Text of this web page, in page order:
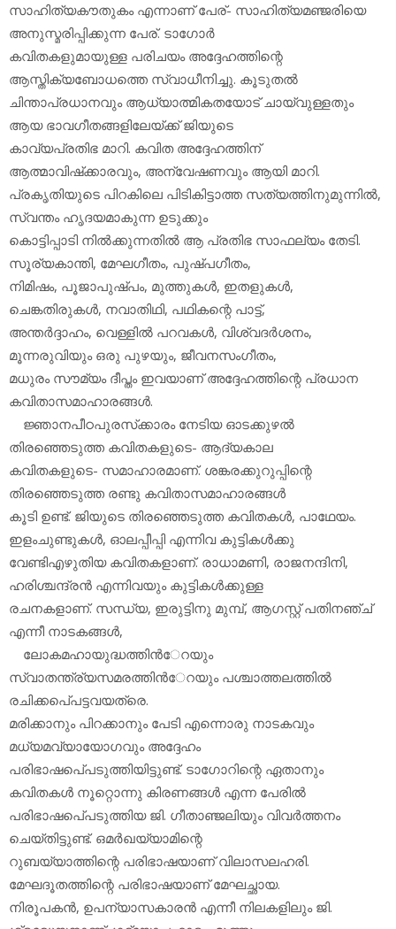
സാഹിത്യകൗതുകം എന്നാണ് പേര്- സാഹിത്യമഞ്ജരിയെ
അനുസ്മരിപ്പിക്കുന്ന പേര്. ടാഗോര്‍
കവിതകളുമായുള്ള പരിചയം അദ്ദേഹത്തിന്റെ
ആസ്തിക്യബോധത്തെ സ്വാധീനിച്ചു. കൂടുതല്‍
ചിന്താപ്രധാനവും ആധ്യാത്മികതയോട് ചായ്‌വുള്ളതും
ആയ ഭാവഗീതങ്ങളിലേയ്ക്ക് ജിയുടെ
കാവ്യപ്രതിഭ മാറി. കവിത അദ്ദേഹത്തിന്
ആത്മാവിഷ്‌ക്കാരവും, അന്വേഷണവും ആയി മാറി.
പ്രകൃതിയുടെ പിറകിലെ പിടികിട്ടാത്ത സത്യത്തിനുമുന്നില്‍,
സ്വന്തം ഹൃദയമാകുന്ന ഉടുക്കും
കൊട്ടിപ്പാടി നില്‍ക്കുന്നതില്‍ ആ പ്രതിഭ സാഫല്യം തേടി.
സൂര്യകാന്തി, മേഘഗീതം, പുഷ്പഗീതം,
നിമിഷം, പൂജാപുഷ്പം, മുത്തുകള്‍, ഇതളുകള്‍,
ചെങ്കതിരുകള്‍, നവാതിഥി, പഥികന്റെ പാട്ട്,
അന്തര്‍ദ്ദാഹം, വെള്ളില്‍ പറവകള്‍, വിശ്വദര്‍ശനം,
മൂന്നരുവിയും ഒരു പുഴയും, ജീവനസംഗീതം,
മധുരം സൗമ്യം ദീപ്തം ഇവയാണ് അദ്ദേഹത്തിന്റെ പ്രധാന
കവിതാസമാഹാരങ്ങള്‍.
ജ്ഞാനപീഠപുരസ്‌ക്കാരം നേടിയ ഓടക്കുഴല്‍
തിരഞ്ഞെടുത്ത കവിതകളുടെ- ആദ്യകാല
കവിതകളുടെ- സമാഹാരമാണ്. ശങ്കരക്കുറുപ്പിന്റെ
തിരഞ്ഞെടുത്ത രണ്ടു കവിതാസമാഹാരങ്ങള്‍
കൂടി ഉണ്ട്. ജിയുടെ തിരഞ്ഞെടുത്ത കവിതകള്‍, പാഥേയം.
ഇളംചുണ്ടുകള്‍, ഓലപ്പീപ്പി എന്നിവ കുട്ടികള്‍ക്കു
വേണ്ടിഎഴുതിയ കവിതകളാണ്. രാധാമണി, രാജനന്ദിനി,
ഹരിശ്ചന്ദ്രന്‍ എന്നിവയും കുട്ടികള്‍ക്കുള്ള
രചനകളാണ്. സന്ധ്യ, ഇരുട്ടിനു മുമ്പ്, ആഗസ്റ്റ് പതിനഞ്ച്
എന്നീ നാടകങ്ങള്‍,
ലോകമഹായുദ്ധത്തിന്‍േറയും
സ്വാതന്ത്ര്യസമരത്തിന്‍േറയും പശ്ചാത്തലത്തില്‍
രചിക്കപെ്പട്ടവയത്രെ.
മരിക്കാനും പിറക്കാനും പേടി എന്നൊരു നാടകവും
മധ്യമവ്യായോഗവും അദ്ദേഹം
പരിഭാഷപെ്പടുത്തിയിട്ടുണ്ട്. ടാഗോറിന്റെ ഏതാനും
കവിതകള്‍ നൂറ്റൊന്നു കിരണങ്ങള്‍ എന്ന പേരില്‍
പരിഭാഷപെ്പടുത്തിയ ജി. ഗീതാഞ്ജലിയും വിവര്‍ത്തനം
ചെയ്തിട്ടുണ്ട്. ഒമര്‍ഖയ്യാമിന്റെ
റുബയ്യാത്തിന്റെ പരിഭാഷയാണ് വിലാസലഹരി.
മേഘദൂതത്തിന്റെ പരിഭാഷയാണ് മേഘച്ഛായ.
നിരൂപകന്‍, ഉപന്യാസകാരന്‍ എന്നീ നിലകളിലും ജി.